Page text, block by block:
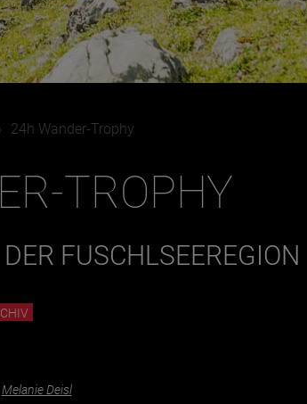
24h Wander-Trophy
TROPHY
FUSCHLSEEREGION
Melanie Deisl